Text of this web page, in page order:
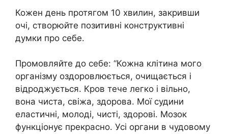
Кожен день протягом 10 хвилин, закривши
очі, створюйте позитивні конструктивні
думки про себе.
Промовляйте до себе: “Кожна клітина мого
організму оздоровлюється, очищається і
відроджується. Кров тече легко і вільно,
вона чиста, свіжа, здорова. Мої судини
еластичні, молоді, чисті, здорові. Мозок
функціонує прекрасно. Усі органи в чудовому